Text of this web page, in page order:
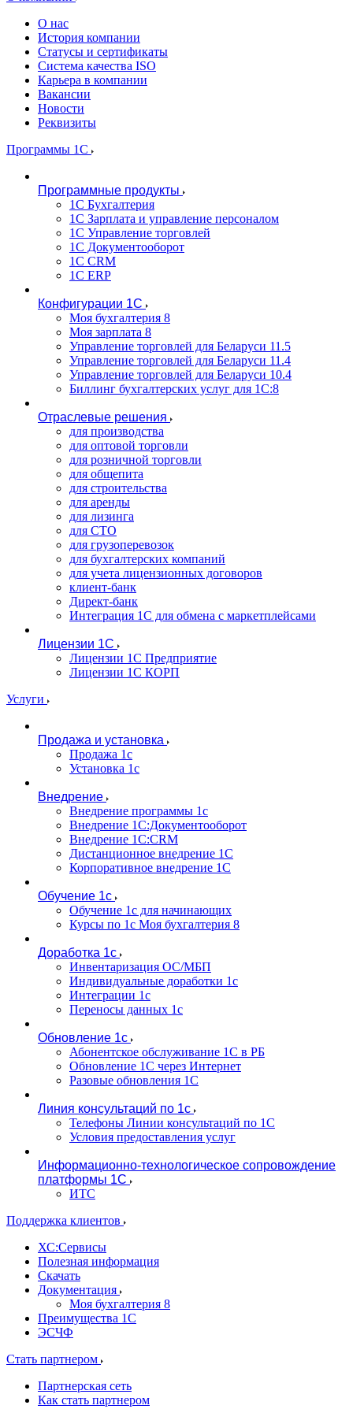
О нас
История компании
Статусы и сертификаты
Система качества ISO
Карьера в компании
Вакансии
Новости
Реквизиты
Программы 1С
Программные продукты
1С Бухгалтерия
1С Зарплата и управление персоналом
1С Управление торговлей
1С Документооборот
1С CRM
1С ERP
Конфигурации 1С
Моя бухгалтерия 8
Моя зарплата 8
Управление торговлей для Беларуси 11.5
Управление торговлей для Беларуси 11.4
Управление торговлей для Беларуси 10.4
Биллинг бухгалтерских услуг для 1С:8
Отраслевые решения
для производства
для оптовой торговли
для розничной торговли
для общепита
для строительства
для аренды
для лизинга
для СТО
для грузоперевозок
для бухгалтерских компаний
для учета лицензионных договоров
клиент-банк
Директ-банк
Интеграция 1C для обмена с маркетплейсами
Лицензии 1С
Лицензии 1С Предприятие
Лицензии 1С КОРП
Услуги
Продажа и установка
Продажа 1с
Установка 1с
Внедрение
Внедрение программы 1с
Внедрение 1С:Документооборот
Внедрение 1С:CRM
Дистанционное внедрение 1С
Корпоративное внедрение 1С
Обучение 1с
Обучение 1с для начинающих
Курсы по 1с Моя бухгалтерия 8
Доработка 1с
Инвентаризация ОС/МБП
Индивидуальные доработки 1с
Интеграции 1с
Переносы данных 1с
Обновление 1с
Абонентское обслуживание 1С в РБ
Обновление 1С через Интернет
Разовые обновления 1С
Линия консультаций по 1с
Телефоны Линии консультаций по 1С
Условия предоставления услуг
Информационно-технологическое сопровождение
платформы 1С
ИТС
Поддержка клиентов
ХС:Сервисы
Полезная информация
Скачать
Документация
Моя бухгалтерия 8
Преимущества 1С
ЭСЧФ
Стать партнером
Партнерская сеть
Как стать партнером